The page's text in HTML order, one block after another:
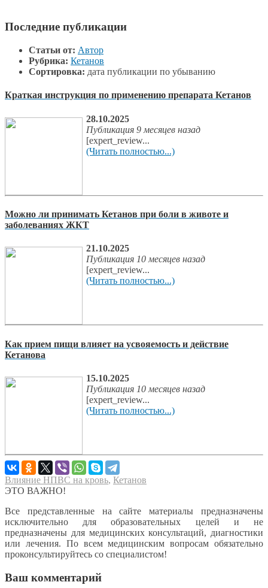
Последние публикации
Статьи от: Автор
Рубрика: Кетанов
Сортировка: дата публикации по убыванию
Краткая инструкция по применению препарата Кетанов
28.10.2025
Публикация 9 месяцев назад
[expert_review...
(Читать полностью...)
Можно ли принимать Кетанов при боли в животе и
заболеваниях ЖКТ
21.10.2025
Публикация 10 месяцев назад
[expert_review...
(Читать полностью...)
Как прием пищи влияет на усвояемость и действие
Кетанова
15.10.2025
Публикация 10 месяцев назад
[expert_review...
(Читать полностью...)
Влияние НПВС на кровь, Кетанов
ЭТО ВАЖНО!
Все представленные на сайте материалы предназначены
исключительно для образовательных целей и не
предназначены для медицинских консультаций, диагностики
или лечения. По всем медицинским вопросам обязательно
проконсультируйтесь со специалистом!
Ваш комментарий